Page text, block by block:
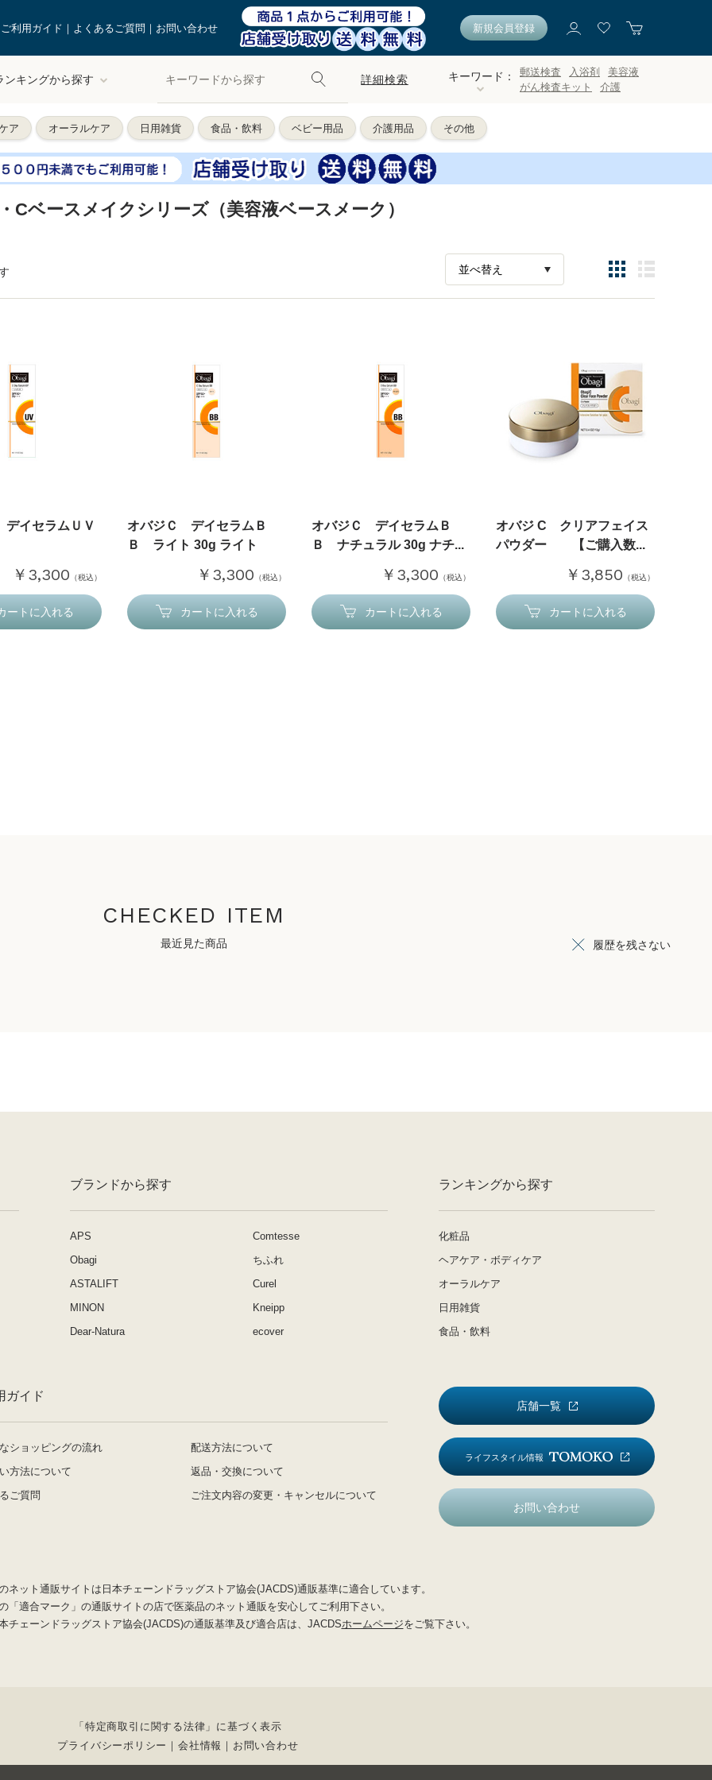
ご利用ガイド よくあるご質問 お問い合わせ 新規会員登録
ンキングから探す 詳細検索 キーワード： 郵送検査 入浴剤
美容液
がん検査キット
介護
ア オーラルケア 日用雑貨 食品・飲料 ベビー用品 介護用品 その他
Cベースメイクシリーズ（美容液ベースメーク）
イセラムＵＶ
￥3,300 （税込）
ートに入れる
オバジＣ デイセラムＢ
Ｂ ライト 30g ライト
￥3,300 （税込）
カートに入れる
オバジＣ デイセラムＢ
Ｂ ナチュラル 30g ナチ...
￥3,300 （税込）
カートに入れる
オバジ C クリアフェイス
パウダー 【ご購入数...
￥3,850 （税込）
カートに入れる
CHECKED ITEM
最近見た商品
履歴を残さない
ブランドから探す
APS
Comtesse
Obagi
ちふれ
ASTALIFT
Curel
MINON
Kneipp
Dear-Natura
ecover
ランキングから探す
化粧品
ヘアケア・ボディケア
オーラルケア
日用雑貨
食品・飲料
ガイド
ショッピングの流れ
配送方法について
方法について
返品・交換について
ご質問
ご注文内容の変更・キャンセルについて
店舗一覧
ライフスタイル情報
お問い合わせ
ネット通販サイトは日本チェーンドラッグストア協会(JACDS)通販基準に適合しています。
「適合マーク」の通販サイトの店で医薬品のネット通販を安心してご利用下さい。
本チェーンドラッグストア協会(JACDS)の通販基準及び適合店は、JACDSホームページをご覧下さい。
「特定商取引に関する法律」に基づく表示
プライバシーポリシー
会社情報 お問い合わせ